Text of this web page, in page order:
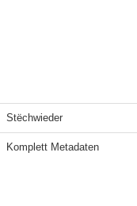
Stëchwieder
Komplett Metadaten